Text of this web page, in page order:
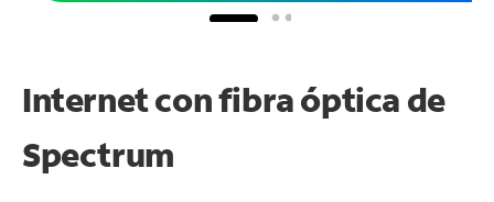
Internet con fibra óptica de
Spectrum